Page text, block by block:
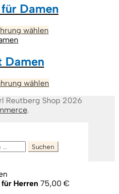
mehrere
Varianten
auf.
Die
Produktseite
gewählt
werden
Damen
wählen
auf.
Die
Optionen
können
gewählt
werden
Damen
wählen
weist
Optionen
Produktseite
Reutberg Shop 2026
.
Suchen
Herren 75,00 €